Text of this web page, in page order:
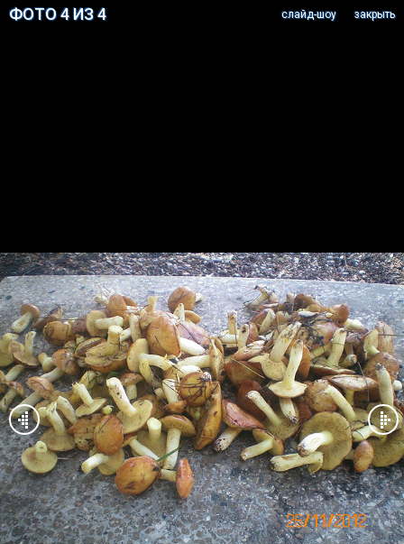
ФОТО 4 ИЗ 4 закрыть
cлайд-шоу